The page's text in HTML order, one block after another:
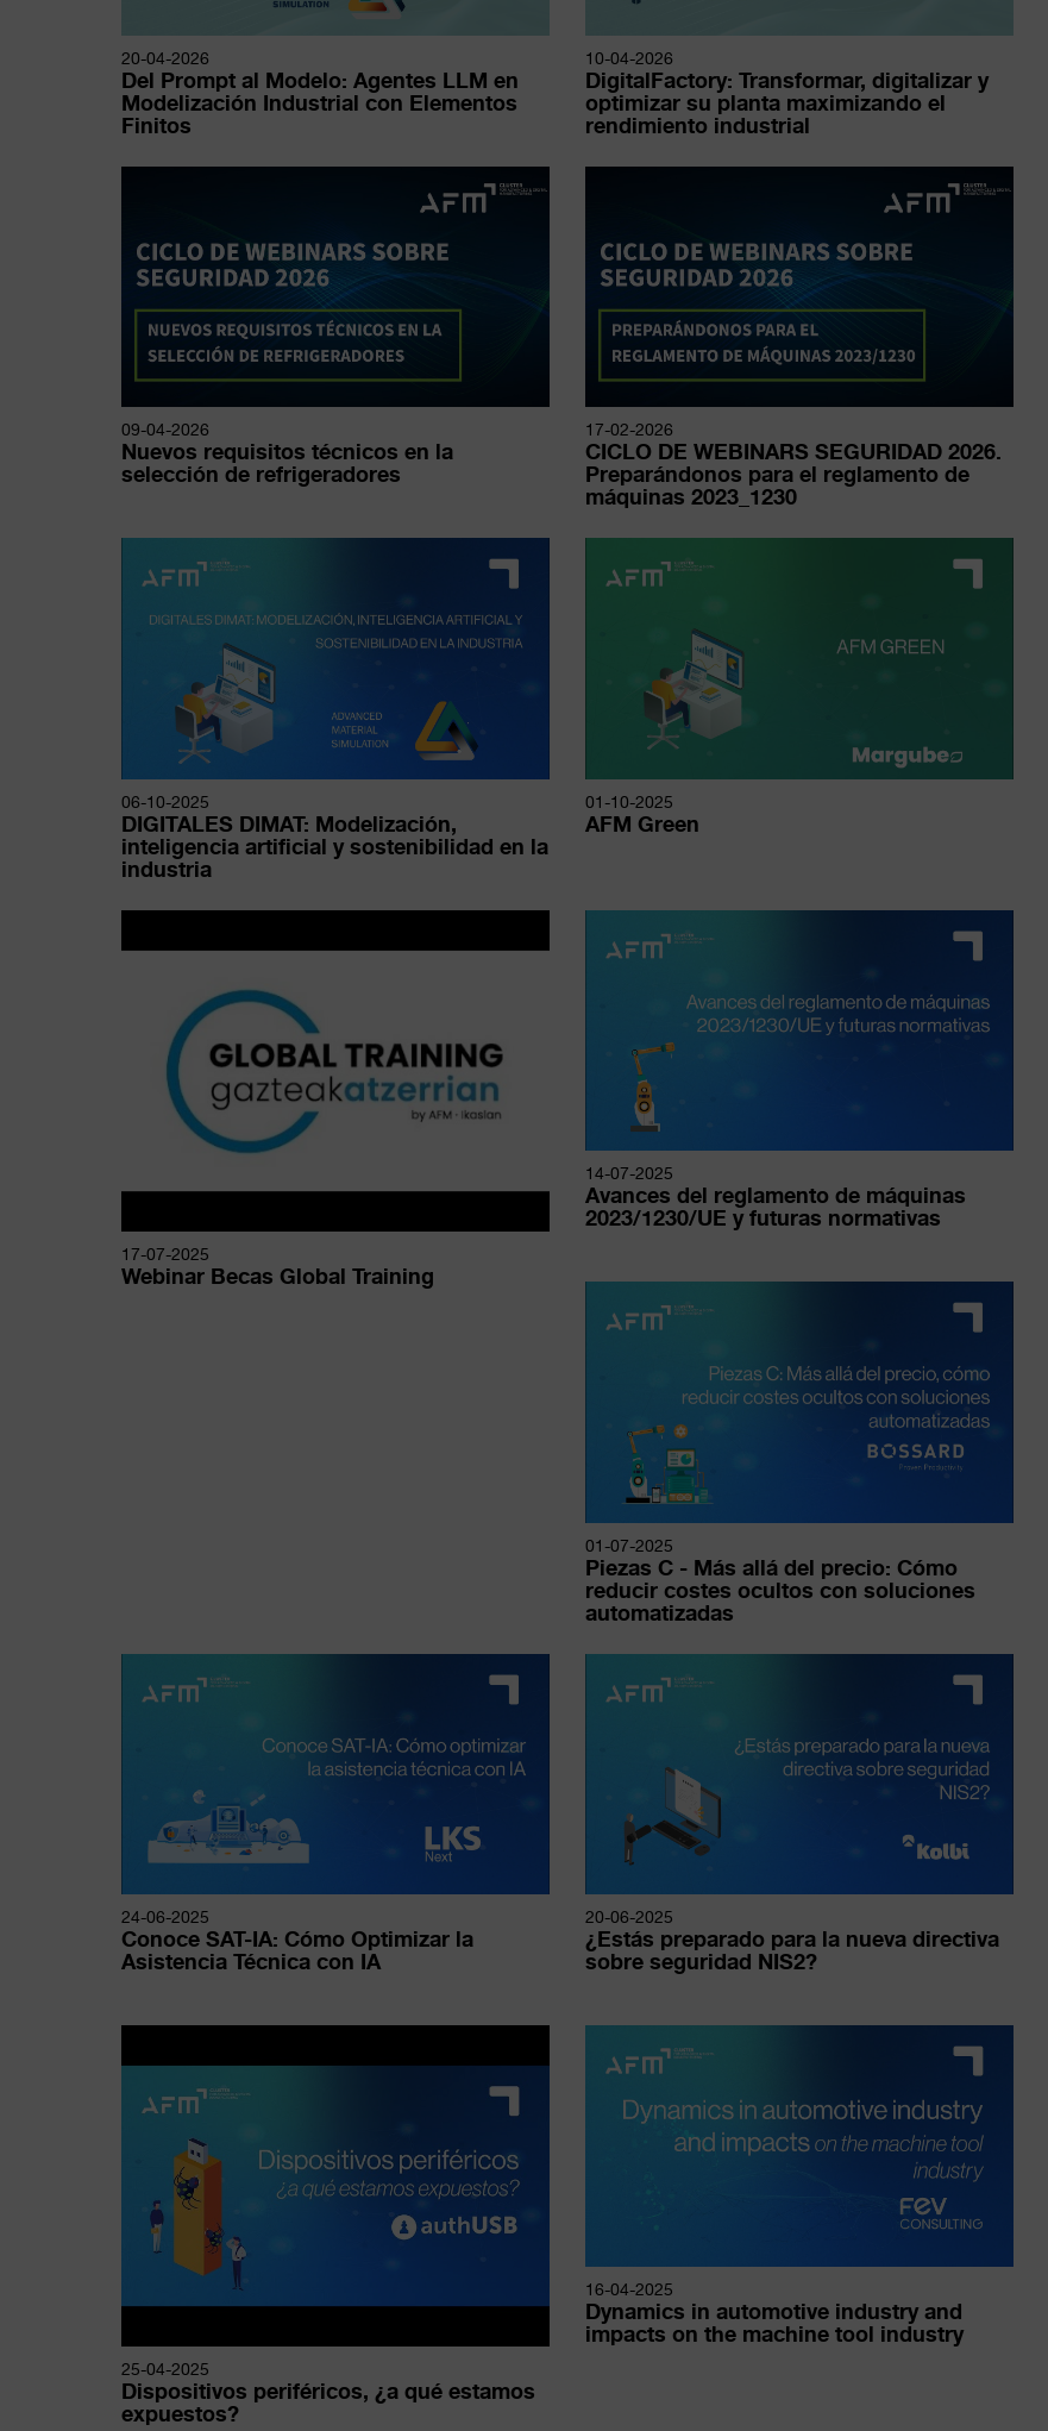
20-04-2026
Del Prompt al Modelo: Agentes LLM en
Modelización Industrial con Elementos
Finitos
10-04-2026
DigitalFactory: Transformar, digitalizar y
optimizar su planta maximizando el
rendimiento industrial
09-04-2026
Nuevos requisitos técnicos en la
selección de refrigeradores
17-02-2026
CICLO DE WEBINARS SEGURIDAD 2026.
Preparándonos para el reglamento de
máquinas 2023_1230
06-10-2025
DIGITALES DIMAT: Modelización,
inteligencia artificial y sostenibilidad en la
industria
01-10-2025
AFM Green
17-07-2025
Webinar Becas Global Training
14-07-2025
Avances del reglamento de máquinas
2023/1230/UE y futuras normativas
01-07-2025
Piezas C - Más allá del precio: Cómo
reducir costes ocultos con soluciones
automatizadas
24-06-2025
Conoce SAT-IA: Cómo Optimizar la
Asistencia Técnica con IA
20-06-2025
¿Estás preparado para la nueva directiva
sobre seguridad NIS2?
25-04-2025
Dispositivos periféricos, ¿a qué estamos
expuestos?
16-04-2025
Dynamics in automotive industry and
impacts on the machine tool industry
100%
Redirigiendo a